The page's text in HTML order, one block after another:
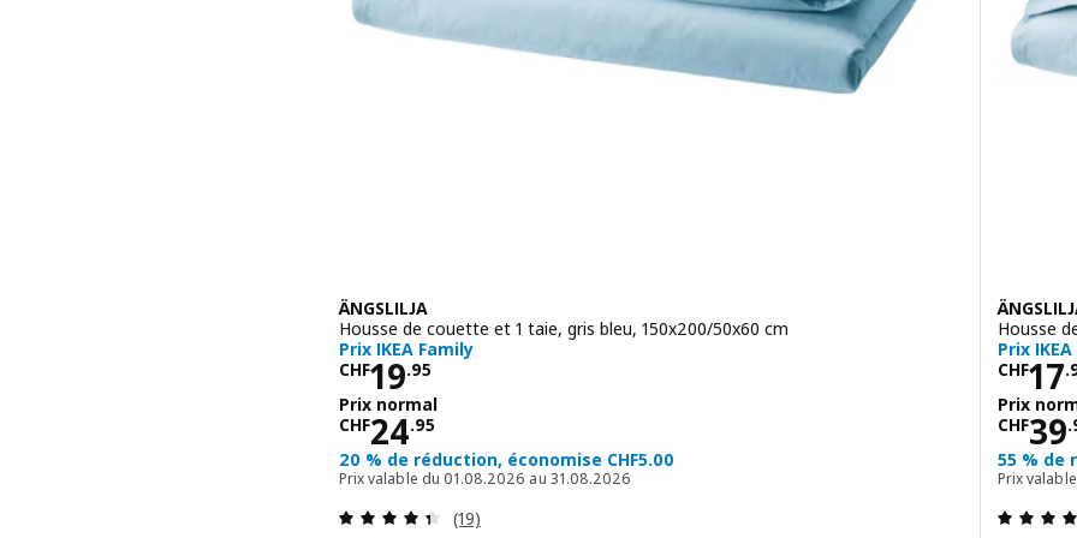
ÄNGSLILJA
Housse de couette et 1 taie, gris bleu, 150x200/50x60 cm
Prix IKEA Family
CHF19.95
Prix CHF 19.95
Prix normal
CHF24.95
Prix normal CHF 24.95
20 % de réduction, économise CHF5.00
Prix valable du 01.08.2026 au 31.08.2026
Révision: 4.4 hors de 5 étoiles. Nombre total de commentaires:
(19)
Housse
Prix
CHF17.
Prix
Prix
CHF39.
Prix
55 % de
Prix